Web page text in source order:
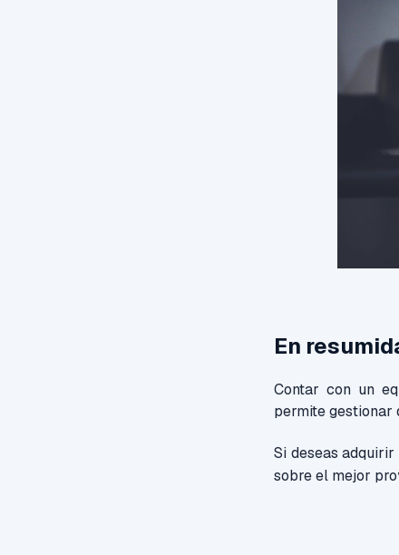
En
Contar con un
permite gestionar
Si deseas
sobre el mejor